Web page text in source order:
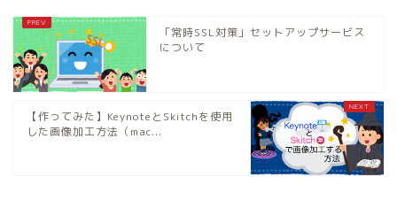
「常時SSL対策」セットアップサービス
について
【作ってみた】KeynoteとSkitchを使用
した画像加工方法（mac...